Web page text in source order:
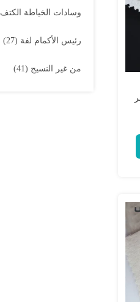
وسادات الخياطة الكتف
رئيس الأكمام لفة (27)
من غير النسيج (41)